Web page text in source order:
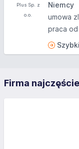
Niemcy
umowa
praca
Firma